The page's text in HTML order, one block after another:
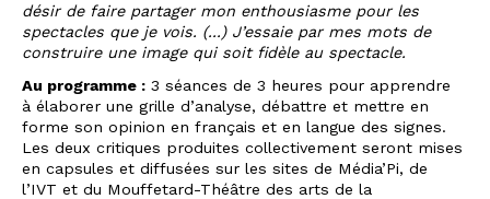
désir de faire partager mon enthousiasme pour les
spectacles que je vois. (...) J’essaie par mes mots de
construire une image qui soit fidèle au spectacle.
Au programme : 3 séances de 3 heures pour apprendre
à élaborer une grille d’analyse, débattre et mettre en
forme son opinion en français et en langue des signes.
Les deux critiques produites collectivement seront mises
en capsules et diffusées sur les sites de Média’Pi, de
l’IVT et du Mouffetard-Théâtre des arts de la